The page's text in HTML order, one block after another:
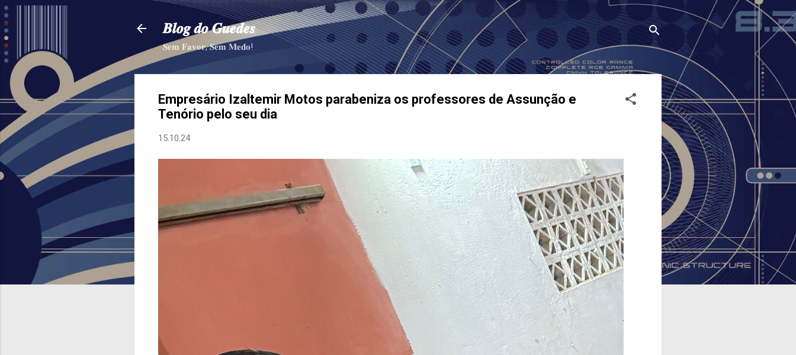
Pular para o conteúdo principal
𝑩𝒍𝒐𝒈 𝒅𝒐 𝑮𝒖𝒆𝒅𝒆𝒔
𝐒𝐞𝐦 𝐅𝐚𝐯𝐨𝐫, 𝐒𝐞𝐦 𝐌𝐞𝐝𝐨!
Empresário Izaltemir Motos parabeniza os professores de Assunção e
Tenório pelo seu dia
15.10.24